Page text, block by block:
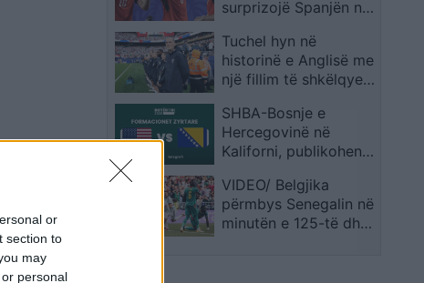
or
section to
may
personal
surprizojë Spanjën në
Tuchel hyn në
historinë e Anglisë me
një fillim të shkëlqyer
SHBA-Bosnje e
Hercegovinë në
Kaliforni, publikohen
VIDEO/ Belgjika
përmbys Senegalin në
minutën e 125-të dhe